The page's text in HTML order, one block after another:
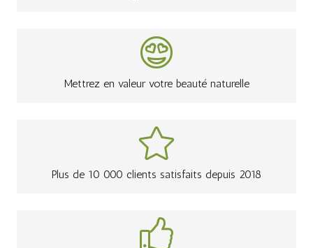
Mettrez en valeur votre beauté naturelle
Plus de 10 000 clients satisfaits depuis 2018